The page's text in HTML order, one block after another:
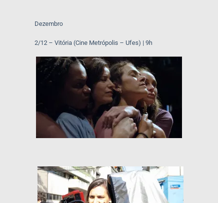
Dezembro
2/12 – Vitória (Cine Metrópolis – Ufes) | 9h